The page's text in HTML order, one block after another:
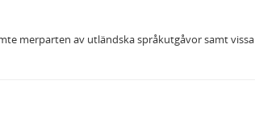
merparten av utländska språkutgåvor samt vissa